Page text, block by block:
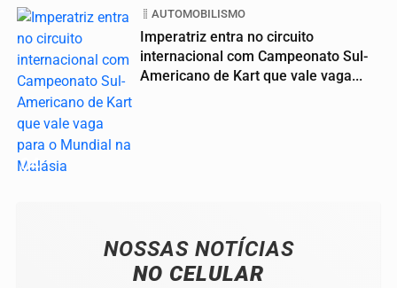
04
AUTOMOBILISMO
Imperatriz entra no circuito
internacional com Campeonato Sul-
Americano de Kart que vale vaga...
NOSSAS NOTÍCIAS
NO CELULAR